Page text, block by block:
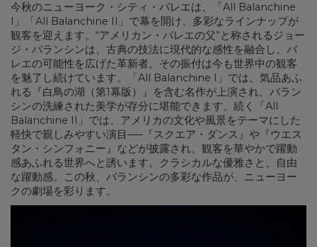
今秋のニューヨーク・シティ・バレエは、「All Balanchine
I」「All Balanchine II」で幕を開け、多彩なラインナップが
観客を迎えます。“アメリカン・バレエの父”と称されるジョー
ジ・バランシンは、古典の技法に現代的な感性を融合し、バ
レエの可能性を広げた革新者。その振付は今も世界中の観客
を魅了し続けています。「All Balanchine I」では、気品あふ
れる『白鳥の湖（第1幕版）』を含む名作が上演され、バラン
シンの洗練された美学が存分に堪能できます。続く「All
Balanchine II」では、アメリカの文化や風景をテーマにした
軽快で親しみやすい演目──『スクエア・ダンス』や『ウエス
タン・シンフォニー』などが披露され、観客を華やかで躍動
感あふれる世界へと誘います。クラシカルな優雅さと、自由
な躍動感。この秋、バランシンの多彩な作品が、ニューヨー
クの劇場を彩ります。